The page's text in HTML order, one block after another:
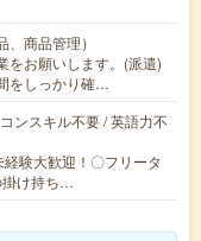
商品管理）
をお願いします。(派遣)
をしっかり確…
ンスキル不要 / 英語力不
経験大歓迎！〇フリータ
け持ち…